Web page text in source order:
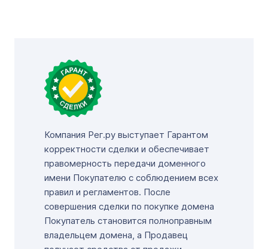
Компания Рег.ру выступает Гарантом
корректности сделки и обеспечивает
правомерность передачи доменного
имени Покупателю с соблюдением всех
правил и регламентов. После
совершения сделки по покупке домена
Покупатель становится полноправным
владельцем домена, а Продавец